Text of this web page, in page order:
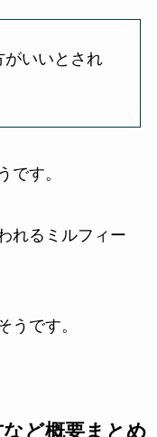
がいいとされ
です。
れるミルフィー
うです。
など概要まとめ